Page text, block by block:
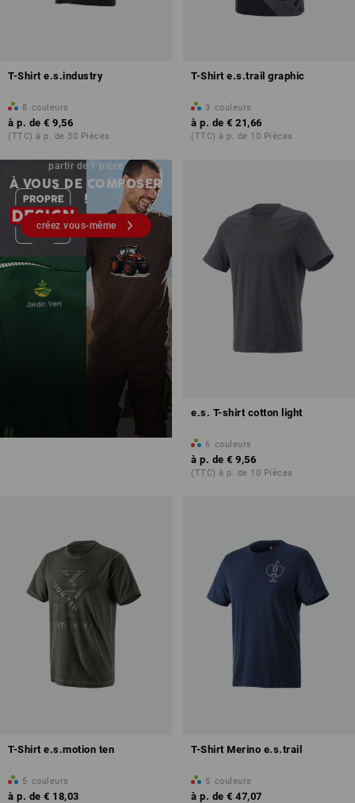
T-Shirt e.s.industry
8 couleurs
à p. de € 9,56
(TTC) à p. de 30 Pièces
T-Shirt e.s.trail graphic
3 couleurs
à p. de € 21,66
(TTC) à p. de 10 Pièces
partir de 1 pièce
À VOUS DE COMPOSER
!
créez vous-même
e.s. T-shirt cotton light
6 couleurs
à p. de € 9,56
(TTC) à p. de 10 Pièces
T-Shirt e.s.motion ten
5 couleurs
à p. de € 18,03
T-Shirt Merino e.s.trail
5 couleurs
à p. de € 47,07